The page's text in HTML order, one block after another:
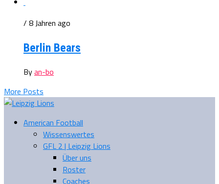
/ 8 Jahren ago
Berlin Bears
Byan-bo
More Posts
American Football
Wissenswertes
GFL 2 | Leipzig Lions
Über uns
Roster
Coaches